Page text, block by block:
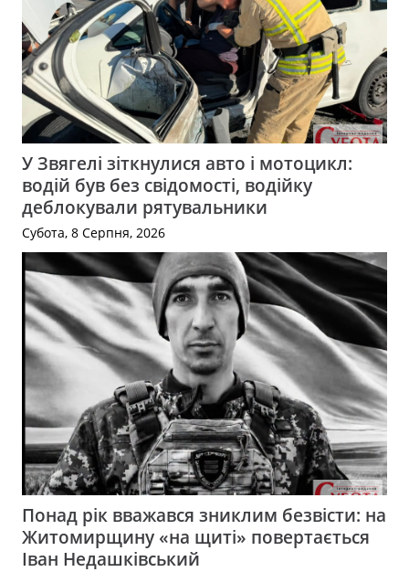
У Звягелі зіткнулися авто і мотоцикл:
водій був без свідомості, водійку
деблокували рятувальники
Субота, 8 Серпня, 2026
Понад рік вважався зниклим безвісти: на
Житомирщину «на щиті» повертається
Іван Недашківський